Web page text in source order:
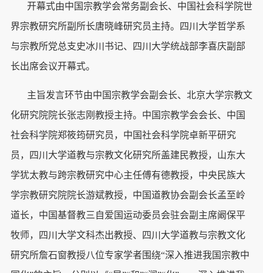
开幕式由中国宗教学会常务副会长、中国社会科学院世
界宗教研究所副所长唐晓峰研究员主持。四川大学哲学系
与宗教所党总支史冰川书记、四川大学统战部李喜庆副部
长出席会议开幕式。
主旨发言环节由中国宗教学会副会长、北京大学宗教文
化研究院院长张志刚教授主持。中国宗教学会会长、中国
社会科学院郑筱筠研究员，中国社会科学院卓新平研究
员，四川大学道教与宗教文化研究所盖建民教授，山东大
学犹太教与跨宗教研究中心主任傅有德教授，中央民族大
学宗教研究院院长游斌教授，中国道教协会副会长孟至岭
道长，中国基督教三自爱国运动委员会驻会副主席阚保平
牧师，四川大学文科杰出教授、四川大学道教与宗教文化
研究所詹石窗教授八位专家学者围绕“深入推进我国宗教中